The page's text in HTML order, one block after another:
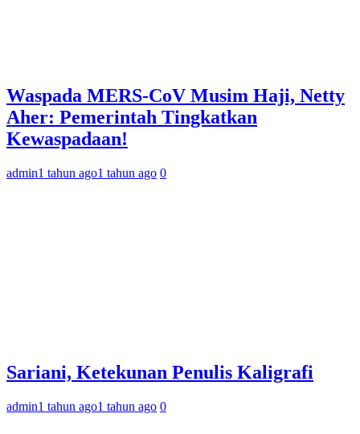
Waspada MERS-CoV Musim Haji, Netty
Aher: Pemerintah Tingkatkan
Kewaspadaan!
admin1 tahun ago1 tahun ago 0
Sariani, Ketekunan Penulis Kaligrafi
admin1 tahun ago1 tahun ago 0